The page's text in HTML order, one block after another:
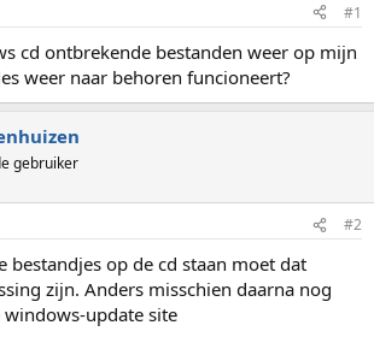
#1
cd ontbrekende bestanden weer op mijn
weer naar behoren funcioneert?
gebruiker
#2
bestandjes op de cd staan moet dat
zijn. Anders misschien daarna nog
windows-update site